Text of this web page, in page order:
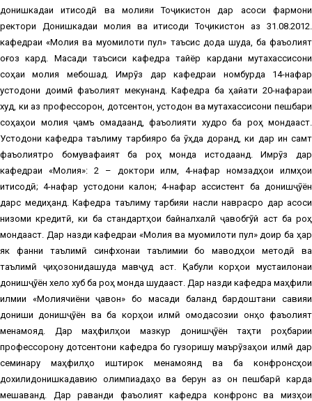
донишкадаи иқтисодӣ ва молияи Тоҷикистон дар асоси фармони
ректори Донишкадаи молия ва иқтисоди Тоҷикистон аз 31.08.2012.
кафедраи «Молия ва муомилоти пул» таъсис дода шуда, ба фаъолият
оғоз кард. Мақсади таъсиси кафедра тайёр кардани мутахассисони
соҳаи молия мебошад. Имрӯз дар кафедраи номбурда 14-нафар
устодони доимӣ фаъолият мекунанд. Кафедра ба ҳайати 20-нафараи
худ, ки аз профессорон, дотсентон, устодон ва мутахассисони пешбари
соҳаҳои молия ҷамъ омадаанд, фаъолияти худро ба роҳ мондааст.
Устодони кафедра таълиму тарбияро ба ӯҳда доранд, ки дар ин самт
фаъолиятро бомувафақият ба роҳ монда истодаанд. Имрӯз дар
кафедраи «Молия»: 2 – доктори илм, 4-нафар номзадҳои илмҳои
иқтисодӣ; 4-нафар устодони калон; 4-нафар ассистент ба донишҷӯён
дарс медиҳанд. Кафедра таълиму тарбияи насли наврасро дар асоси
низоми кредитӣ, ки ба стандартҳои байналхалқӣ ҷавобгӯй аст ба роҳ
мондааст. Дар назди кафедраи «Молия ва муомилоти пул» доир ба ҳар
як фанни таълимӣ синфхонаи таълимии бо маводҳои методӣ ва
таълимӣ ҷиҳозонидашуда мавҷуд аст. Қабули корҳои мустақилонаи
донишҷӯён хело хуб ба роҳ монда шудааст. Дар назди кафедра маҳфили
илмии «Молиячиёни ҷавон» бо мақсади баланд бардоштани савияи
дониши донишҷӯён ва ба корҳои илмӣ омодасозии онҳо фаъолият
менамояд. Дар маҳфилҳои мазкур донишҷӯён таҳти роҳбарии
профессорону дотсентони кафедра бо гузоришу маърӯзаҳои илмӣ дар
семинару маҳфилҳо иштирок менамоянд ва ба конфронсҳои
дохилидонишкадавию олимпиадаҳо ва берун аз он пешбарӣ карда
мешаванд. Дар раванди фаъолият кафедра конфронс ва мизҳои